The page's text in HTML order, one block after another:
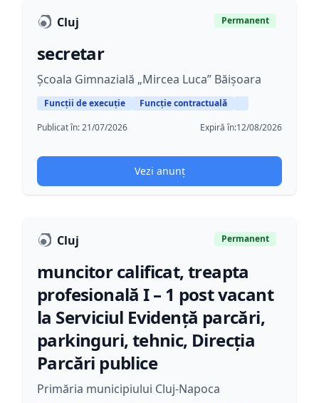
Cluj Permanent
secretar
Școala Gimnazială „Mircea Luca” Băișoara
Funcții de execuție
Funcție contractuală
Publicat în:21/07/2026 Expiră în:12/08/2026
Vezi anunț
Cluj Permanent
muncitor calificat, treapta
profesională I – 1 post vacant
la Serviciul Evidență parcări,
parkinguri, tehnic, Direcţia
Parcări publice
Primăria municipiului Cluj-Napoca